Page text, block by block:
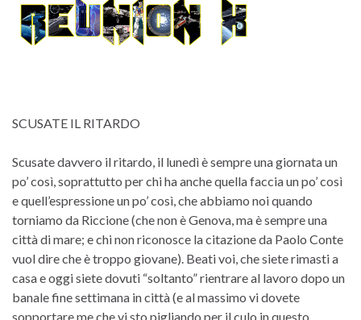
SCUSATE IL RITARDO
Scusate davvero il ritardo, il lunedì è sempre una giornata un
po’ così, soprattutto per chi ha anche quella faccia un po’ così
e quell’espressione un po’ così, che abbiamo noi quando
torniamo da Riccione (che non è Genova, ma è sempre una
città di mare; e chi non riconosce la citazione da Paolo Conte
vuol dire che è troppo giovane). Beati voi, che siete rimasti a
casa e oggi siete dovuti “soltanto” rientrare al lavoro dopo un
banale fine settimana in città (e al massimo vi dovete
sopportare me che vi sto pigliando per il culo in questo